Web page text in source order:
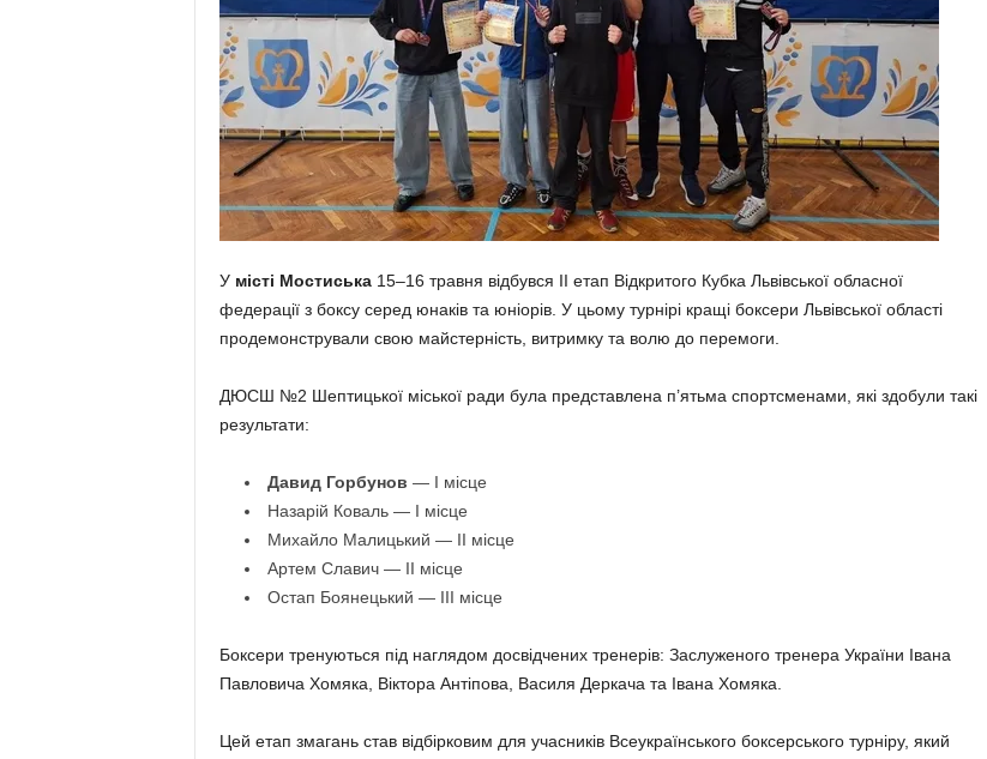
У місті Мостиська15–16 травня відбувся ІІ етап Відкритого Кубка Львівської обласної
федерації з боксу серед юнаків та юніорів. У цьому турнірі кращі боксери Львівської області
продемонстрували свою майстерність, витримку та волю до перемоги.
ДЮСШ №2 Шептицької міської ради була представлена п’ятьма спортсменами, які здобули такі
результати:
Давид Горбунов — І місце
Назарій Коваль — І місце
Михайло Малицький — ІІ місце
Артем Славич — ІІ місце
Остап Боянецький — ІІІ місце
Боксери тренуються під наглядом досвідчених тренерів: Заслуженого тренера України Івана
Павловича Хомяка, Віктора Антіпова, Василя Деркача та Івана Хомяка.
Цей етап змагань став відбірковим для учасників Всеукраїнського боксерського турніру, який